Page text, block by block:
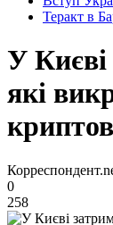
Теракт в
У Києві
які
0
258